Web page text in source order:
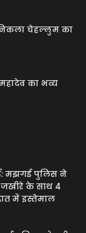
चेहल्लुम का
का भव्य
मझगई पुलिस ने
जखीरे के साथ 4
में इस्तेमाल